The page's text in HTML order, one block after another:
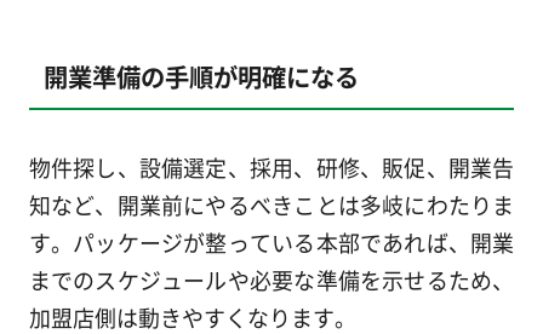
開業準備の手順が明確になる
物件探し、設備選定、採用、研修、販促、開業告
知など、開業前にやるべきことは多岐にわたりま
す。パッケージが整っている本部であれば、開業
までのスケジュールや必要な準備を示せるため、
加盟店側は動きやすくなります。